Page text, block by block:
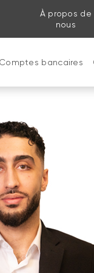
À propos de
nous
Comptes bancaires